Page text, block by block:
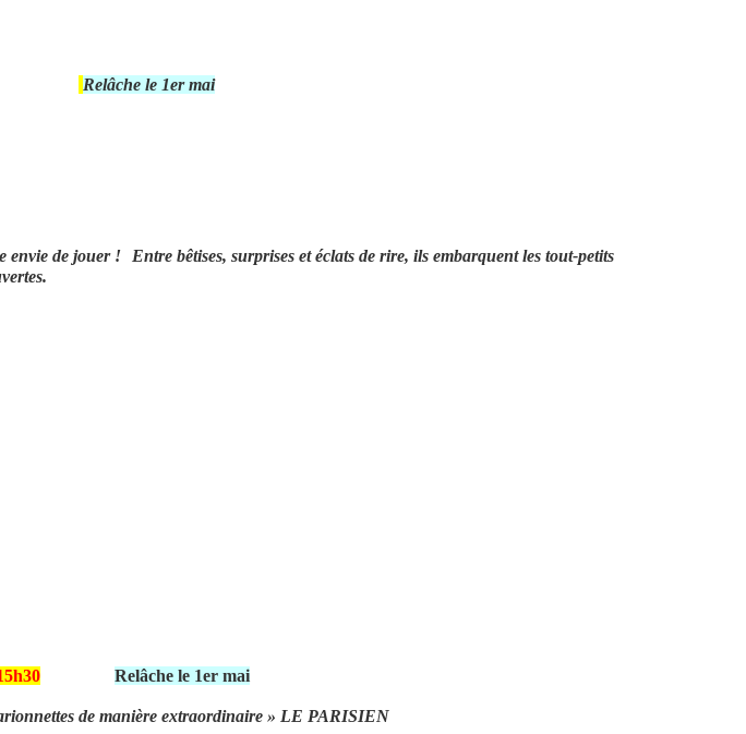
Relâche le 1er mai
de jouer ! Entre bêtises, surprises et éclats de rire, ils embarquent les tout-petits
Relâche le 1er mai
de manière extraordinaire » LE PARISIEN